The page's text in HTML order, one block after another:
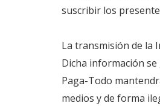
suscribir los
La transmisión de la
Dicha información
Paga-Todo
medios y de forma